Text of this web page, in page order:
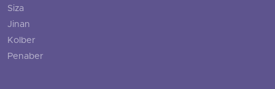
Siza
Jinan
Kolber
Penaber